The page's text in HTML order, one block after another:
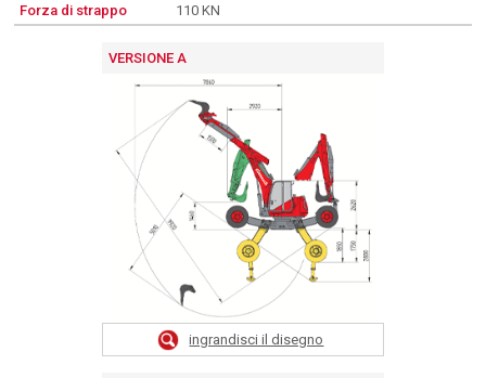
Forza di strappo
110 KN
VERSIONE A
ingrandisci il disegno